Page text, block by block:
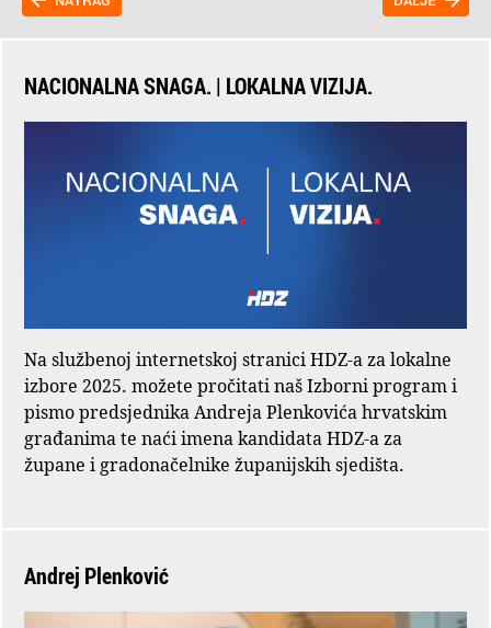
NACIONALNA SNAGA. | LOKALNA VIZIJA.
Na službenoj internetskoj stranici HDZ-a za lokalne
izbore 2025. možete pročitati naš Izborni program i
pismo predsjednika Andreja Plenkovića hrvatskim
građanima te naći imena kandidata HDZ-a za
župane i gradonačelnike županijskih sjedišta.
Andrej Plenković